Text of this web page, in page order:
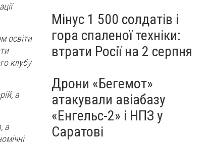
освіти
клубу
а
а
Мінус 1 500 солдатів і
гора спаленої техніки:
втрати Росії на 2 серпня
Дрони «Бегемот»
атакували авіабазу
«Енгельс-2» і НПЗ у
Саратові